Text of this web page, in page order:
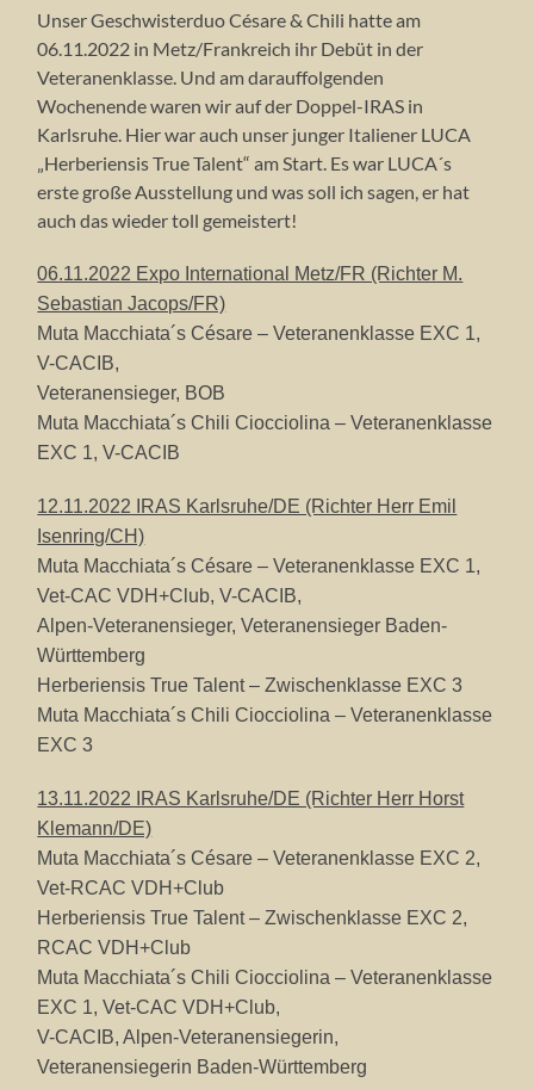
Unser Geschwisterduo Césare & Chili hatte am
06.11.2022 in Metz/Frankreich ihr Debüt in der
Veteranenklasse. Und am darauffolgenden
Wochenende waren wir auf der Doppel-IRAS in
Karlsruhe. Hier war auch unser junger Italiener LUCA
„Herberiensis True Talent“ am Start. Es war LUCA´s
erste große Ausstellung und was soll ich sagen, er hat
auch das wieder toll gemeistert!
06.11.2022 Expo International Metz/FR (Richter M.
Sebastian Jacops/FR)
Muta Macchiata´s Césare – Veteranenklasse EXC 1,
V-CACIB,
Veteranensieger, BOB
Muta Macchiata´s Chili Ciocciolina – Veteranenklasse
EXC 1, V-CACIB
12.11.2022 IRAS Karlsruhe/DE (Richter Herr Emil
Isenring/CH)
Muta Macchiata´s Césare – Veteranenklasse EXC 1,
Vet-CAC VDH+Club, V-CACIB,
Alpen-Veteranensieger, Veteranensieger Baden-
Württemberg
Herberiensis True Talent – Zwischenklasse EXC 3
Muta Macchiata´s Chili Ciocciolina – Veteranenklasse
EXC 3
13.11.2022 IRAS Karlsruhe/DE (Richter Herr Horst
Klemann/DE)
Muta Macchiata´s Césare – Veteranenklasse EXC 2,
Vet-RCAC VDH+Club
Herberiensis True Talent – Zwischenklasse EXC 2,
RCAC VDH+Club
Muta Macchiata´s Chili Ciocciolina – Veteranenklasse
EXC 1, Vet-CAC VDH+Club,
V-CACIB,Alpen-Veteranensiegerin,
Veteranensiegerin Baden-Württemberg